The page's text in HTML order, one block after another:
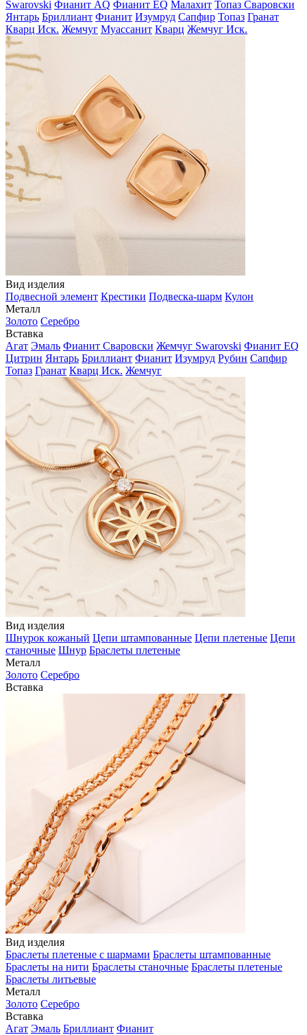
Swarovski Фианит AQ Фианит EQ Малахит Топаз Сваровски
Янтарь Бриллиант Фианит Изумруд Сапфир Топаз Гранат
Кварц Иск. Жемчуг Муассанит Кварц Жемчуг Иск.
Вид изделия
Подвесной элемент Крестики Подвеска-шарм Кулон
Металл
Золото Серебро
Вставка
Агат Эмаль Фианит Сваровски Жемчуг Swarovski Фианит EQ
Цитрин Янтарь Бриллиант Фианит Изумруд Рубин Сапфир
Топаз Гранат Кварц Иск. Жемчуг
Вид изделия
Шнурок кожаный Цепи штампованные Цепи плетеные Цепи
станочные Шнур Браслеты плетеные
Металл
Золото Серебро
Вставка
Вид изделия
Браслеты плетеные с шармами Браслеты штампованные
Браслеты на нити Браслеты станочные Браслеты плетеные
Браслеты литьевые
Металл
Золото Серебро
Вставка
Агат Эмаль Бриллиант Фианит